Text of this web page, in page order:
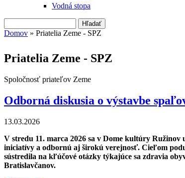
Vodná stopa
Vyhľadávanie
Domov » Priatelia Zeme - SPZ
Priatelia Zeme - SPZ
Spoločnosť priateľov Zeme
Odborná diskusia o výstavbe
13.03.2026
V stredu 11. marca 2026 sa v Dome kultúry
iniciatívy a odbornú aj širokú verejnosť. Cieľom
sústredila na kľúčové otázky týkajúce sa zdravia
Bratislavčanov.